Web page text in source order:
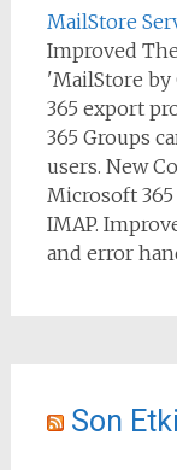
MailStore
Improved
'MailStore
365 export
365 Groups
users. New
Microsoft 365
IMAP.
and error
Son